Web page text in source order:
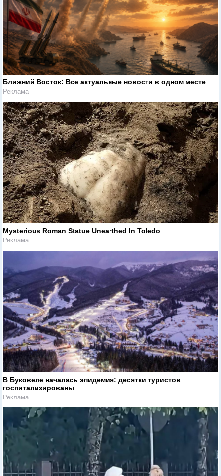
Ближний Восток: Все актуальные новости в одном месте
Реклама
Mysterious Roman Statue Unearthed In Toledo
Реклама
В Буковеле началась эпидемия: десятки туристов
госпитализированы
Реклама